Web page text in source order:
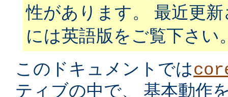
性があります。 最近更
には英語版をご覧下さい
このドキュメントでは
ティブの中で、 基本動作